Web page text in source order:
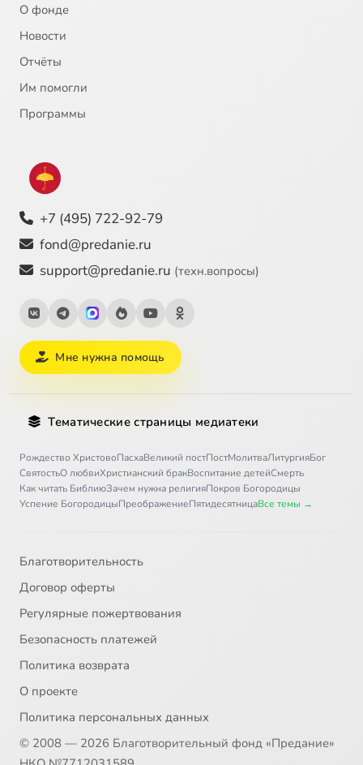
О фонде
Новости
Отчёты
Им помогли
Программы
+7 (495) 722-92-79
fond@predanie.ru
support@predanie.ru (техн.вопросы)
Мне нужна помощь
Тематические страницы медиатеки
Рождество ХристовоПасхаВеликий постПостМолитваЛитургияБог
СвятостьО любвиХристианский бракВоспитание детейСмерть
Как читать БиблиюЗачем нужна религияПокров Богородицы
Успение БогородицыПреображениеПятидесятницаВсе темы →
Благотворительность
Договор оферты
Регулярные пожертвования
Безопасность платежей
Политика возврата
О проекте
Политика персональных данных
© 2008 — 2026 Благотворительный фонд «Предание»